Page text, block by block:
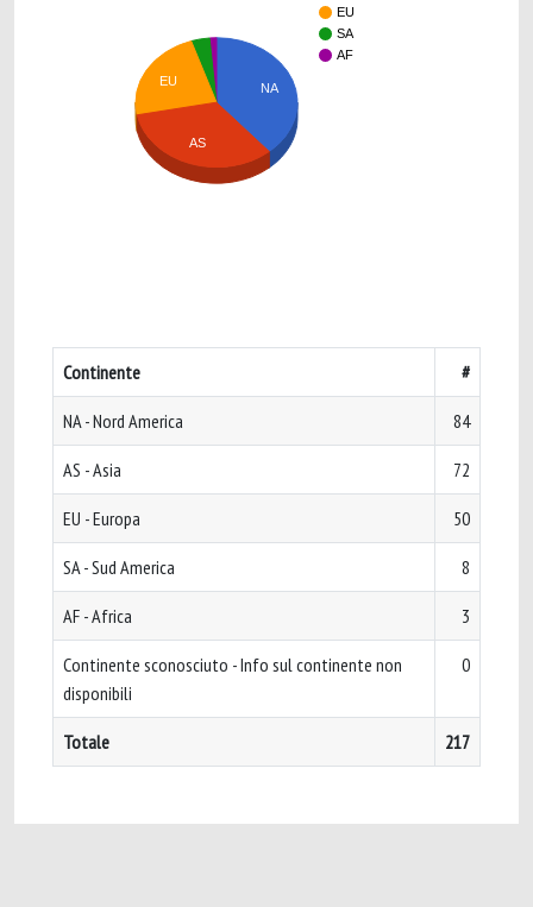
EU
SA
AF
NA
EU
AS
Continente #
NA - Nord America 84
AS - Asia 72
EU - Europa 50
SA - Sud America 8
AF - Africa 3
Continente sconosciuto - Info sul continente non
disponibili
0
Totale 217